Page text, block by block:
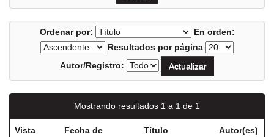
Ordenar por:
En orden:
Resultados por página
Autor/Registro:
Mostrando resultados 1 a 1 de 1
Vista
Fecha de
Título Autor(es)